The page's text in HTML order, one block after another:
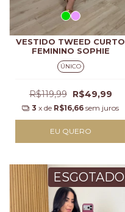
VESTIDO TWEED CURTO
FEMININO SOPHIE
ÚNICO
R$119,99 R$49,99
3 x de R$16,66 sem juros
EU QUERO
ESGOTADO